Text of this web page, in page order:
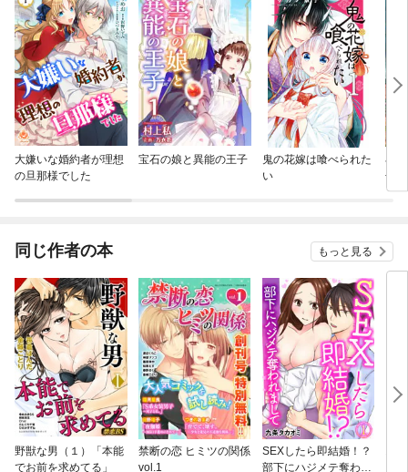
大嫌いな婚約者が理想
の旦那様でした
宝石の娘と異能の王子
鬼の花嫁は喰べられた
い
小
子
同じ作者の本 もっと見る
野獣な男（１）「本能
でお前を求めてる」
禁断の恋 ヒミツの関係
vol.1
SEXしたら即結婚！？
部下にハジメテ奪われ